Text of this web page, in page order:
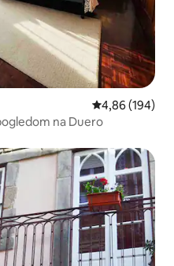
Prosječna
4,86 (194)
na Duero
„Odabrali gosti”